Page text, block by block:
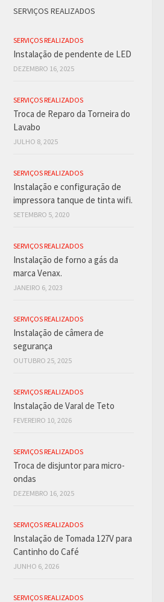
SERVIÇOS REALIZADOS
SERVIÇOS REALIZADOS
Instalação de pendente de LED
DEZEMBRO 16, 2025
SERVIÇOS REALIZADOS
Troca de Reparo da Torneira do
Lavabo
JULHO 8, 2025
SERVIÇOS REALIZADOS
Instalação e configuração de
impressora tanque de tinta wifi.
SETEMBRO 5, 2020
SERVIÇOS REALIZADOS
Instalação de forno a gás da
marca Venax.
JANEIRO 6, 2023
SERVIÇOS REALIZADOS
Instalação de câmera de
segurança
OUTUBRO 25, 2025
SERVIÇOS REALIZADOS
Instalação de Varal de Teto
FEVEREIRO 10, 2026
SERVIÇOS REALIZADOS
Troca de disjuntor para micro-
ondas
DEZEMBRO 16, 2025
SERVIÇOS REALIZADOS
Instalação de Tomada 127V para
Cantinho do Café
JUNHO 6, 2026
SERVIÇOS REALIZADOS